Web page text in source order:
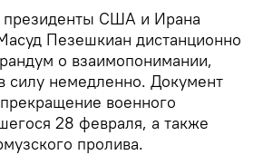
президенты США и Ирана
Пезешкиан дистанционно
о взаимопонимании,
силу немедленно. Документ
военного
28 февраля, а также
пролива.